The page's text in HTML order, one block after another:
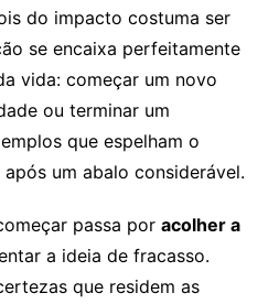
do impacto costuma ser
se encaixa perfeitamente
vida: começar um novo
ou terminar um
que espelham o
um abalo considerável.
passa por acolher a
a ideia de fracasso.
que residem as